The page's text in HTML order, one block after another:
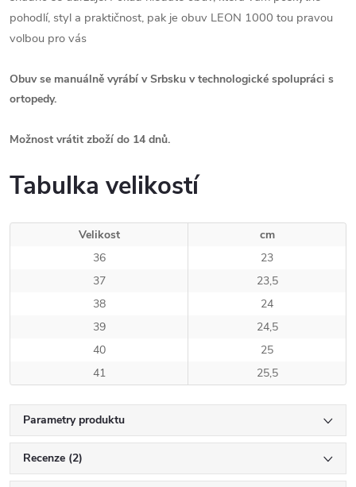
pohodlí, styl a praktičnost, pak je obuv LEON 1000 tou pravou
volbou pro vás
Obuv se manuálně vyrábí v Srbsku v technologické spolupráci s
ortopedy.
Možnost vrátit zboží do 14 dnů.
Tabulka velikostí
Velikost
cm
36
23
37
23,5
38
24
39
24,5
40
25
41
25,5
Parametry produktu
Recenze (2)